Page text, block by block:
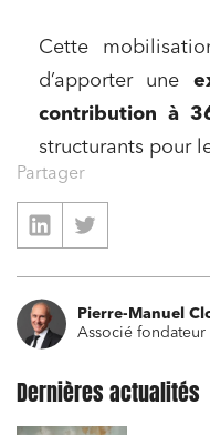
Cette
d’apporter une
contribution à
structurants pour
Partager
Pierre-Manuel
Associé fondateur
Dernières actualités